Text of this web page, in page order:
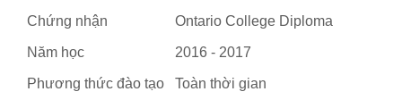
Chứng nhận Ontario College Diploma
Năm học 2016 - 2017
Phương thức đào tạo Toàn thời gian